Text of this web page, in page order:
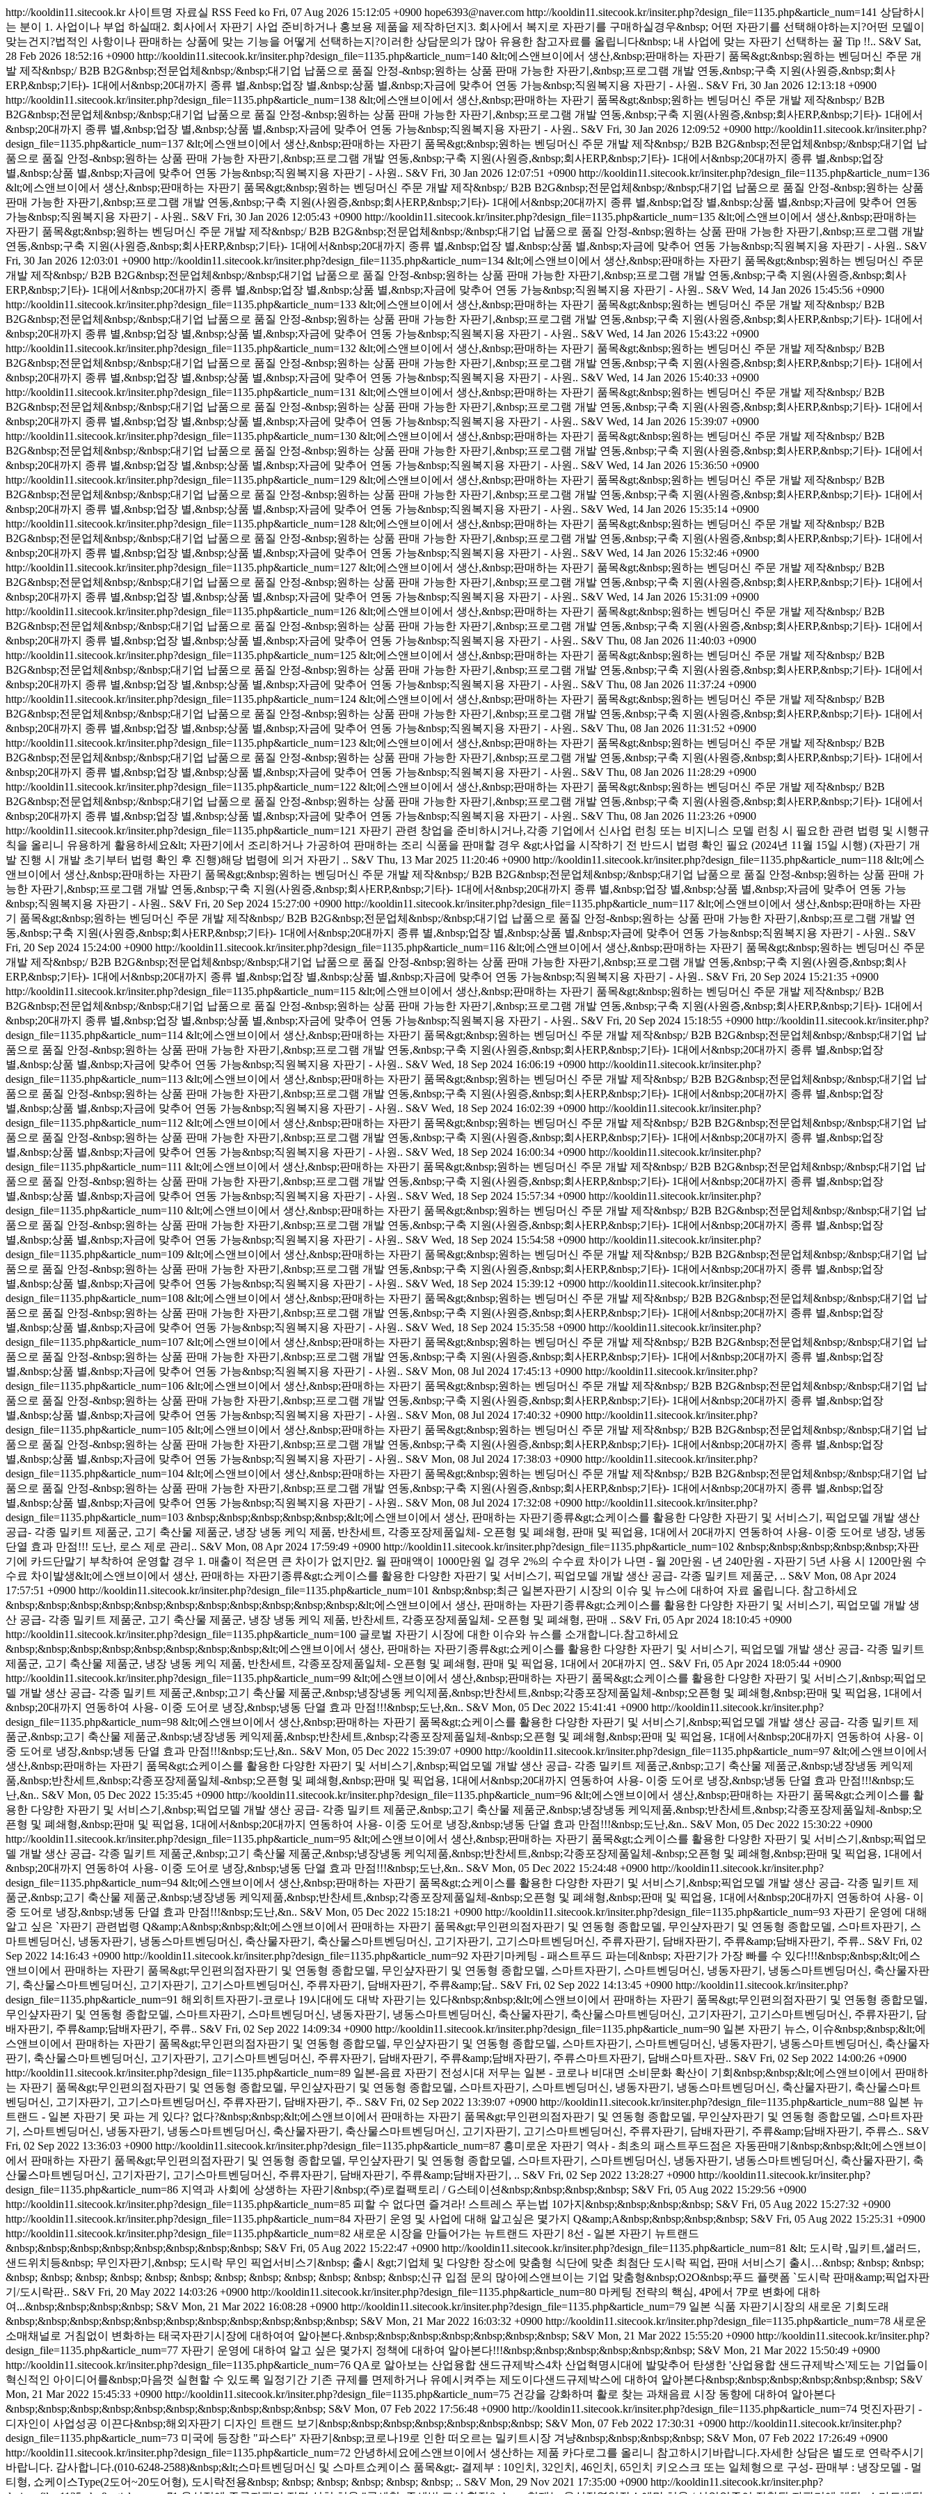
http://kooldin11.sitecook.kr사이트명 자료실 RSS Feed ko Fri, 07 Aug 2026 15:12:05 +0900 hope6393@naver.com http://kooldin11.sitecook.kr/insiter.php?design_file=1135.php&article_num=141 상담하시
는 분이 1. 사업이나 부업 하실때2. 회사에서 자판기 사업 준비하거나 홍보용 제품을 제작하던지3. 회사에서 복지로 자판기를 구매하실경우&nbsp; 어떤 자판기를 선택해야하는지?어떤 모델이
맞는건지?법적인 사항이나 판매하는 상품에 맞는 기능을 어떻게 선택하는지?이러한 상담문의가 많아 유용한 참고자료를 올립니다&nbsp; 내 사업에 맞는 자판기 선택하는 꿀 Tip !!.. S&V Sat,
28 Feb 2026 18:52:16 +0900 http://kooldin11.sitecook.kr/insiter.php?design_file=1135.php&article_num=140 &lt;에스앤브이에서 생산,&nbsp;판매하는 자판기 품목&gt;&nbsp;원하는 벤딩머신 주문 개
발 제작&nbsp;/ B2B B2G&nbsp;전문업체&nbsp;/&nbsp;대기업 납품으로 품질 안정-&nbsp;원하는 상품 판매 가능한 자판기,&nbsp;프로그램 개발 연동,&nbsp;구축 지원(사원증,&nbsp;회사
ERP,&nbsp;기타)- 1대에서&nbsp;20대까지 종류 별,&nbsp;업장 별,&nbsp;상품 별,&nbsp;자금에 맞추어 연동 가능&nbsp;직원복지용 자판기 - 사원.. S&V Fri, 30 Jan 2026 12:13:18 +0900
http://kooldin11.sitecook.kr/insiter.php?design_file=1135.php&article_num=138 &lt;에스앤브이에서 생산,&nbsp;판매하는 자판기 품목&gt;&nbsp;원하는 벤딩머신 주문 개발 제작&nbsp;/ B2B
B2G&nbsp;전문업체&nbsp;/&nbsp;대기업 납품으로 품질 안정-&nbsp;원하는 상품 판매 가능한 자판기,&nbsp;프로그램 개발 연동,&nbsp;구축 지원(사원증,&nbsp;회사ERP,&nbsp;기타)- 1대에서
&nbsp;20대까지 종류 별,&nbsp;업장 별,&nbsp;상품 별,&nbsp;자금에 맞추어 연동 가능&nbsp;직원복지용 자판기 - 사원.. S&V Fri, 30 Jan 2026 12:09:52 +0900 http://kooldin11.sitecook.kr/insiter.php?
design_file=1135.php&article_num=137 &lt;에스앤브이에서 생산,&nbsp;판매하는 자판기 품목&gt;&nbsp;원하는 벤딩머신 주문 개발 제작&nbsp;/ B2B B2G&nbsp;전문업체&nbsp;/&nbsp;대기업 납
품으로 품질 안정-&nbsp;원하는 상품 판매 가능한 자판기,&nbsp;프로그램 개발 연동,&nbsp;구축 지원(사원증,&nbsp;회사ERP,&nbsp;기타)- 1대에서&nbsp;20대까지 종류 별,&nbsp;업장
별,&nbsp;상품 별,&nbsp;자금에 맞추어 연동 가능&nbsp;직원복지용 자판기 - 사원.. S&V Fri, 30 Jan 2026 12:07:51 +0900 http://kooldin11.sitecook.kr/insiter.php?design_file=1135.php&article_num=136
&lt;에스앤브이에서 생산,&nbsp;판매하는 자판기 품목&gt;&nbsp;원하는 벤딩머신 주문 개발 제작&nbsp;/ B2B B2G&nbsp;전문업체&nbsp;/&nbsp;대기업 납품으로 품질 안정-&nbsp;원하는 상품
판매 가능한 자판기,&nbsp;프로그램 개발 연동,&nbsp;구축 지원(사원증,&nbsp;회사ERP,&nbsp;기타)- 1대에서&nbsp;20대까지 종류 별,&nbsp;업장 별,&nbsp;상품 별,&nbsp;자금에 맞추어 연동
가능&nbsp;직원복지용 자판기 - 사원.. S&V Fri, 30 Jan 2026 12:05:43 +0900 http://kooldin11.sitecook.kr/insiter.php?design_file=1135.php&article_num=135 &lt;에스앤브이에서 생산,&nbsp;판매하는
자판기 품목&gt;&nbsp;원하는 벤딩머신 주문 개발 제작&nbsp;/ B2B B2G&nbsp;전문업체&nbsp;/&nbsp;대기업 납품으로 품질 안정-&nbsp;원하는 상품 판매 가능한 자판기,&nbsp;프로그램 개발
연동,&nbsp;구축 지원(사원증,&nbsp;회사ERP,&nbsp;기타)- 1대에서&nbsp;20대까지 종류 별,&nbsp;업장 별,&nbsp;상품 별,&nbsp;자금에 맞추어 연동 가능&nbsp;직원복지용 자판기 - 사원.. S&V
Fri, 30 Jan 2026 12:03:01 +0900 http://kooldin11.sitecook.kr/insiter.php?design_file=1135.php&article_num=134 &lt;에스앤브이에서 생산,&nbsp;판매하는 자판기 품목&gt;&nbsp;원하는 벤딩머신 주문
개발 제작&nbsp;/ B2B B2G&nbsp;전문업체&nbsp;/&nbsp;대기업 납품으로 품질 안정-&nbsp;원하는 상품 판매 가능한 자판기,&nbsp;프로그램 개발 연동,&nbsp;구축 지원(사원증,&nbsp;회사
ERP,&nbsp;기타)- 1대에서&nbsp;20대까지 종류 별,&nbsp;업장 별,&nbsp;상품 별,&nbsp;자금에 맞추어 연동 가능&nbsp;직원복지용 자판기 - 사원.. S&V Wed, 14 Jan 2026 15:45:56 +0900
http://kooldin11.sitecook.kr/insiter.php?design_file=1135.php&article_num=133 &lt;에스앤브이에서 생산,&nbsp;판매하는 자판기 품목&gt;&nbsp;원하는 벤딩머신 주문 개발 제작&nbsp;/ B2B
B2G&nbsp;전문업체&nbsp;/&nbsp;대기업 납품으로 품질 안정-&nbsp;원하는 상품 판매 가능한 자판기,&nbsp;프로그램 개발 연동,&nbsp;구축 지원(사원증,&nbsp;회사ERP,&nbsp;기타)- 1대에서
&nbsp;20대까지 종류 별,&nbsp;업장 별,&nbsp;상품 별,&nbsp;자금에 맞추어 연동 가능&nbsp;직원복지용 자판기 - 사원.. S&V Wed, 14 Jan 2026 15:43:22 +0900
http://kooldin11.sitecook.kr/insiter.php?design_file=1135.php&article_num=132 &lt;에스앤브이에서 생산,&nbsp;판매하는 자판기 품목&gt;&nbsp;원하는 벤딩머신 주문 개발 제작&nbsp;/ B2B
B2G&nbsp;전문업체&nbsp;/&nbsp;대기업 납품으로 품질 안정-&nbsp;원하는 상품 판매 가능한 자판기,&nbsp;프로그램 개발 연동,&nbsp;구축 지원(사원증,&nbsp;회사ERP,&nbsp;기타)- 1대에서
&nbsp;20대까지 종류 별,&nbsp;업장 별,&nbsp;상품 별,&nbsp;자금에 맞추어 연동 가능&nbsp;직원복지용 자판기 - 사원.. S&V Wed, 14 Jan 2026 15:40:33 +0900
http://kooldin11.sitecook.kr/insiter.php?design_file=1135.php&article_num=131 &lt;에스앤브이에서 생산,&nbsp;판매하는 자판기 품목&gt;&nbsp;원하는 벤딩머신 주문 개발 제작&nbsp;/ B2B
B2G&nbsp;전문업체&nbsp;/&nbsp;대기업 납품으로 품질 안정-&nbsp;원하는 상품 판매 가능한 자판기,&nbsp;프로그램 개발 연동,&nbsp;구축 지원(사원증,&nbsp;회사ERP,&nbsp;기타)- 1대에서
&nbsp;20대까지 종류 별,&nbsp;업장 별,&nbsp;상품 별,&nbsp;자금에 맞추어 연동 가능&nbsp;직원복지용 자판기 - 사원.. S&V Wed, 14 Jan 2026 15:39:07 +0900
http://kooldin11.sitecook.kr/insiter.php?design_file=1135.php&article_num=130 &lt;에스앤브이에서 생산,&nbsp;판매하는 자판기 품목&gt;&nbsp;원하는 벤딩머신 주문 개발 제작&nbsp;/ B2B
B2G&nbsp;전문업체&nbsp;/&nbsp;대기업 납품으로 품질 안정-&nbsp;원하는 상품 판매 가능한 자판기,&nbsp;프로그램 개발 연동,&nbsp;구축 지원(사원증,&nbsp;회사ERP,&nbsp;기타)- 1대에서
&nbsp;20대까지 종류 별,&nbsp;업장 별,&nbsp;상품 별,&nbsp;자금에 맞추어 연동 가능&nbsp;직원복지용 자판기 - 사원.. S&V Wed, 14 Jan 2026 15:36:50 +0900
http://kooldin11.sitecook.kr/insiter.php?design_file=1135.php&article_num=129 &lt;에스앤브이에서 생산,&nbsp;판매하는 자판기 품목&gt;&nbsp;원하는 벤딩머신 주문 개발 제작&nbsp;/ B2B
B2G&nbsp;전문업체&nbsp;/&nbsp;대기업 납품으로 품질 안정-&nbsp;원하는 상품 판매 가능한 자판기,&nbsp;프로그램 개발 연동,&nbsp;구축 지원(사원증,&nbsp;회사ERP,&nbsp;기타)- 1대에서
&nbsp;20대까지 종류 별,&nbsp;업장 별,&nbsp;상품 별,&nbsp;자금에 맞추어 연동 가능&nbsp;직원복지용 자판기 - 사원.. S&V Wed, 14 Jan 2026 15:35:14 +0900
http://kooldin11.sitecook.kr/insiter.php?design_file=1135.php&article_num=128 &lt;에스앤브이에서 생산,&nbsp;판매하는 자판기 품목&gt;&nbsp;원하는 벤딩머신 주문 개발 제작&nbsp;/ B2B
B2G&nbsp;전문업체&nbsp;/&nbsp;대기업 납품으로 품질 안정-&nbsp;원하는 상품 판매 가능한 자판기,&nbsp;프로그램 개발 연동,&nbsp;구축 지원(사원증,&nbsp;회사ERP,&nbsp;기타)- 1대에서
&nbsp;20대까지 종류 별,&nbsp;업장 별,&nbsp;상품 별,&nbsp;자금에 맞추어 연동 가능&nbsp;직원복지용 자판기 - 사원.. S&V Wed, 14 Jan 2026 15:32:46 +0900
http://kooldin11.sitecook.kr/insiter.php?design_file=1135.php&article_num=127 &lt;에스앤브이에서 생산,&nbsp;판매하는 자판기 품목&gt;&nbsp;원하는 벤딩머신 주문 개발 제작&nbsp;/ B2B
B2G&nbsp;전문업체&nbsp;/&nbsp;대기업 납품으로 품질 안정-&nbsp;원하는 상품 판매 가능한 자판기,&nbsp;프로그램 개발 연동,&nbsp;구축 지원(사원증,&nbsp;회사ERP,&nbsp;기타)- 1대에서
&nbsp;20대까지 종류 별,&nbsp;업장 별,&nbsp;상품 별,&nbsp;자금에 맞추어 연동 가능&nbsp;직원복지용 자판기 - 사원.. S&V Wed, 14 Jan 2026 15:31:09 +0900
http://kooldin11.sitecook.kr/insiter.php?design_file=1135.php&article_num=126 &lt;에스앤브이에서 생산,&nbsp;판매하는 자판기 품목&gt;&nbsp;원하는 벤딩머신 주문 개발 제작&nbsp;/ B2B
B2G&nbsp;전문업체&nbsp;/&nbsp;대기업 납품으로 품질 안정-&nbsp;원하는 상품 판매 가능한 자판기,&nbsp;프로그램 개발 연동,&nbsp;구축 지원(사원증,&nbsp;회사ERP,&nbsp;기타)- 1대에서
&nbsp;20대까지 종류 별,&nbsp;업장 별,&nbsp;상품 별,&nbsp;자금에 맞추어 연동 가능&nbsp;직원복지용 자판기 - 사원.. S&V Thu, 08 Jan 2026 11:40:03 +0900
http://kooldin11.sitecook.kr/insiter.php?design_file=1135.php&article_num=125 &lt;에스앤브이에서 생산,&nbsp;판매하는 자판기 품목&gt;&nbsp;원하는 벤딩머신 주문 개발 제작&nbsp;/ B2B
B2G&nbsp;전문업체&nbsp;/&nbsp;대기업 납품으로 품질 안정-&nbsp;원하는 상품 판매 가능한 자판기,&nbsp;프로그램 개발 연동,&nbsp;구축 지원(사원증,&nbsp;회사ERP,&nbsp;기타)- 1대에서
&nbsp;20대까지 종류 별,&nbsp;업장 별,&nbsp;상품 별,&nbsp;자금에 맞추어 연동 가능&nbsp;직원복지용 자판기 - 사원.. S&V Thu, 08 Jan 2026 11:37:24 +0900
http://kooldin11.sitecook.kr/insiter.php?design_file=1135.php&article_num=124 &lt;에스앤브이에서 생산,&nbsp;판매하는 자판기 품목&gt;&nbsp;원하는 벤딩머신 주문 개발 제작&nbsp;/ B2B
B2G&nbsp;전문업체&nbsp;/&nbsp;대기업 납품으로 품질 안정-&nbsp;원하는 상품 판매 가능한 자판기,&nbsp;프로그램 개발 연동,&nbsp;구축 지원(사원증,&nbsp;회사ERP,&nbsp;기타)- 1대에서
&nbsp;20대까지 종류 별,&nbsp;업장 별,&nbsp;상품 별,&nbsp;자금에 맞추어 연동 가능&nbsp;직원복지용 자판기 - 사원.. S&V Thu, 08 Jan 2026 11:31:52 +0900
http://kooldin11.sitecook.kr/insiter.php?design_file=1135.php&article_num=123 &lt;에스앤브이에서 생산,&nbsp;판매하는 자판기 품목&gt;&nbsp;원하는 벤딩머신 주문 개발 제작&nbsp;/ B2B
B2G&nbsp;전문업체&nbsp;/&nbsp;대기업 납품으로 품질 안정-&nbsp;원하는 상품 판매 가능한 자판기,&nbsp;프로그램 개발 연동,&nbsp;구축 지원(사원증,&nbsp;회사ERP,&nbsp;기타)- 1대에서
&nbsp;20대까지 종류 별,&nbsp;업장 별,&nbsp;상품 별,&nbsp;자금에 맞추어 연동 가능&nbsp;직원복지용 자판기 - 사원.. S&V Thu, 08 Jan 2026 11:28:29 +0900
http://kooldin11.sitecook.kr/insiter.php?design_file=1135.php&article_num=122 &lt;에스앤브이에서 생산,&nbsp;판매하는 자판기 품목&gt;&nbsp;원하는 벤딩머신 주문 개발 제작&nbsp;/ B2B
B2G&nbsp;전문업체&nbsp;/&nbsp;대기업 납품으로 품질 안정-&nbsp;원하는 상품 판매 가능한 자판기,&nbsp;프로그램 개발 연동,&nbsp;구축 지원(사원증,&nbsp;회사ERP,&nbsp;기타)- 1대에서
&nbsp;20대까지 종류 별,&nbsp;업장 별,&nbsp;상품 별,&nbsp;자금에 맞추어 연동 가능&nbsp;직원복지용 자판기 - 사원.. S&V Thu, 08 Jan 2026 11:23:26 +0900
http://kooldin11.sitecook.kr/insiter.php?design_file=1135.php&article_num=121 자판기 관련 창업을 준비하시거나,각종 기업에서 신사업 런칭 또는 비지니스 모델 런칭 시 필요한 관련 법령 및 시행규
칙을 올리니 유용하게 활용하세요&lt; 자판기에서 조리하거나 가공하여 판매하는 조리 식품을 판매할 경우 &gt;사업을 시작하기 전 반드시 법령 확인 필요 (2024년 11월 15일 시행) (자판기 개
발 진행 시 개발 초기부터 법령 확인 후 진행)해당 법령에 의거 자판기 .. S&V Thu, 13 Mar 2025 11:20:46 +0900 http://kooldin11.sitecook.kr/insiter.php?design_file=1135.php&article_num=118 &lt;에스
앤브이에서 생산,&nbsp;판매하는 자판기 품목&gt;&nbsp;원하는 벤딩머신 주문 개발 제작&nbsp;/ B2B B2G&nbsp;전문업체&nbsp;/&nbsp;대기업 납품으로 품질 안정-&nbsp;원하는 상품 판매 가
능한 자판기,&nbsp;프로그램 개발 연동,&nbsp;구축 지원(사원증,&nbsp;회사ERP,&nbsp;기타)- 1대에서&nbsp;20대까지 종류 별,&nbsp;업장 별,&nbsp;상품 별,&nbsp;자금에 맞추어 연동 가능
&nbsp;직원복지용 자판기 - 사원.. S&V Fri, 20 Sep 2024 15:27:00 +0900 http://kooldin11.sitecook.kr/insiter.php?design_file=1135.php&article_num=117 &lt;에스앤브이에서 생산,&nbsp;판매하는 자판
기 품목&gt;&nbsp;원하는 벤딩머신 주문 개발 제작&nbsp;/ B2B B2G&nbsp;전문업체&nbsp;/&nbsp;대기업 납품으로 품질 안정-&nbsp;원하는 상품 판매 가능한 자판기,&nbsp;프로그램 개발 연
동,&nbsp;구축 지원(사원증,&nbsp;회사ERP,&nbsp;기타)- 1대에서&nbsp;20대까지 종류 별,&nbsp;업장 별,&nbsp;상품 별,&nbsp;자금에 맞추어 연동 가능&nbsp;직원복지용 자판기 - 사원.. S&V
Fri, 20 Sep 2024 15:24:00 +0900 http://kooldin11.sitecook.kr/insiter.php?design_file=1135.php&article_num=116 &lt;에스앤브이에서 생산,&nbsp;판매하는 자판기 품목&gt;&nbsp;원하는 벤딩머신 주문
개발 제작&nbsp;/ B2B B2G&nbsp;전문업체&nbsp;/&nbsp;대기업 납품으로 품질 안정-&nbsp;원하는 상품 판매 가능한 자판기,&nbsp;프로그램 개발 연동,&nbsp;구축 지원(사원증,&nbsp;회사
ERP,&nbsp;기타)- 1대에서&nbsp;20대까지 종류 별,&nbsp;업장 별,&nbsp;상품 별,&nbsp;자금에 맞추어 연동 가능&nbsp;직원복지용 자판기 - 사원.. S&V Fri, 20 Sep 2024 15:21:35 +0900
http://kooldin11.sitecook.kr/insiter.php?design_file=1135.php&article_num=115 &lt;에스앤브이에서 생산,&nbsp;판매하는 자판기 품목&gt;&nbsp;원하는 벤딩머신 주문 개발 제작&nbsp;/ B2B
B2G&nbsp;전문업체&nbsp;/&nbsp;대기업 납품으로 품질 안정-&nbsp;원하는 상품 판매 가능한 자판기,&nbsp;프로그램 개발 연동,&nbsp;구축 지원(사원증,&nbsp;회사ERP,&nbsp;기타)- 1대에서
&nbsp;20대까지 종류 별,&nbsp;업장 별,&nbsp;상품 별,&nbsp;자금에 맞추어 연동 가능&nbsp;직원복지용 자판기 - 사원.. S&V Fri, 20 Sep 2024 15:18:55 +0900 http://kooldin11.sitecook.kr/insiter.php?
design_file=1135.php&article_num=114 &lt;에스앤브이에서 생산,&nbsp;판매하는 자판기 품목&gt;&nbsp;원하는 벤딩머신 주문 개발 제작&nbsp;/ B2B B2G&nbsp;전문업체&nbsp;/&nbsp;대기업 납
품으로 품질 안정-&nbsp;원하는 상품 판매 가능한 자판기,&nbsp;프로그램 개발 연동,&nbsp;구축 지원(사원증,&nbsp;회사ERP,&nbsp;기타)- 1대에서&nbsp;20대까지 종류 별,&nbsp;업장
별,&nbsp;상품 별,&nbsp;자금에 맞추어 연동 가능&nbsp;직원복지용 자판기 - 사원.. S&V Wed, 18 Sep 2024 16:06:19 +0900 http://kooldin11.sitecook.kr/insiter.php?
design_file=1135.php&article_num=113 &lt;에스앤브이에서 생산,&nbsp;판매하는 자판기 품목&gt;&nbsp;원하는 벤딩머신 주문 개발 제작&nbsp;/ B2B B2G&nbsp;전문업체&nbsp;/&nbsp;대기업 납
품으로 품질 안정-&nbsp;원하는 상품 판매 가능한 자판기,&nbsp;프로그램 개발 연동,&nbsp;구축 지원(사원증,&nbsp;회사ERP,&nbsp;기타)- 1대에서&nbsp;20대까지 종류 별,&nbsp;업장
별,&nbsp;상품 별,&nbsp;자금에 맞추어 연동 가능&nbsp;직원복지용 자판기 - 사원.. S&V Wed, 18 Sep 2024 16:02:39 +0900 http://kooldin11.sitecook.kr/insiter.php?
design_file=1135.php&article_num=112 &lt;에스앤브이에서 생산,&nbsp;판매하는 자판기 품목&gt;&nbsp;원하는 벤딩머신 주문 개발 제작&nbsp;/ B2B B2G&nbsp;전문업체&nbsp;/&nbsp;대기업 납
품으로 품질 안정-&nbsp;원하는 상품 판매 가능한 자판기,&nbsp;프로그램 개발 연동,&nbsp;구축 지원(사원증,&nbsp;회사ERP,&nbsp;기타)- 1대에서&nbsp;20대까지 종류 별,&nbsp;업장
별,&nbsp;상품 별,&nbsp;자금에 맞추어 연동 가능&nbsp;직원복지용 자판기 - 사원.. S&V Wed, 18 Sep 2024 16:00:34 +0900 http://kooldin11.sitecook.kr/insiter.php?
design_file=1135.php&article_num=111 &lt;에스앤브이에서 생산,&nbsp;판매하는 자판기 품목&gt;&nbsp;원하는 벤딩머신 주문 개발 제작&nbsp;/ B2B B2G&nbsp;전문업체&nbsp;/&nbsp;대기업 납
품으로 품질 안정-&nbsp;원하는 상품 판매 가능한 자판기,&nbsp;프로그램 개발 연동,&nbsp;구축 지원(사원증,&nbsp;회사ERP,&nbsp;기타)- 1대에서&nbsp;20대까지 종류 별,&nbsp;업장
별,&nbsp;상품 별,&nbsp;자금에 맞추어 연동 가능&nbsp;직원복지용 자판기 - 사원.. S&V Wed, 18 Sep 2024 15:57:34 +0900 http://kooldin11.sitecook.kr/insiter.php?
design_file=1135.php&article_num=110 &lt;에스앤브이에서 생산,&nbsp;판매하는 자판기 품목&gt;&nbsp;원하는 벤딩머신 주문 개발 제작&nbsp;/ B2B B2G&nbsp;전문업체&nbsp;/&nbsp;대기업 납
품으로 품질 안정-&nbsp;원하는 상품 판매 가능한 자판기,&nbsp;프로그램 개발 연동,&nbsp;구축 지원(사원증,&nbsp;회사ERP,&nbsp;기타)- 1대에서&nbsp;20대까지 종류 별,&nbsp;업장
별,&nbsp;상품 별,&nbsp;자금에 맞추어 연동 가능&nbsp;직원복지용 자판기 - 사원.. S&V Wed, 18 Sep 2024 15:54:58 +0900 http://kooldin11.sitecook.kr/insiter.php?
design_file=1135.php&article_num=109 &lt;에스앤브이에서 생산,&nbsp;판매하는 자판기 품목&gt;&nbsp;원하는 벤딩머신 주문 개발 제작&nbsp;/ B2B B2G&nbsp;전문업체&nbsp;/&nbsp;대기업 납
품으로 품질 안정-&nbsp;원하는 상품 판매 가능한 자판기,&nbsp;프로그램 개발 연동,&nbsp;구축 지원(사원증,&nbsp;회사ERP,&nbsp;기타)- 1대에서&nbsp;20대까지 종류 별,&nbsp;업장
별,&nbsp;상품 별,&nbsp;자금에 맞추어 연동 가능&nbsp;직원복지용 자판기 - 사원.. S&V Wed, 18 Sep 2024 15:39:12 +0900 http://kooldin11.sitecook.kr/insiter.php?
design_file=1135.php&article_num=108 &lt;에스앤브이에서 생산,&nbsp;판매하는 자판기 품목&gt;&nbsp;원하는 벤딩머신 주문 개발 제작&nbsp;/ B2B B2G&nbsp;전문업체&nbsp;/&nbsp;대기업 납
품으로 품질 안정-&nbsp;원하는 상품 판매 가능한 자판기,&nbsp;프로그램 개발 연동,&nbsp;구축 지원(사원증,&nbsp;회사ERP,&nbsp;기타)- 1대에서&nbsp;20대까지 종류 별,&nbsp;업장
별,&nbsp;상품 별,&nbsp;자금에 맞추어 연동 가능&nbsp;직원복지용 자판기 - 사원.. S&V Wed, 18 Sep 2024 15:35:58 +0900 http://kooldin11.sitecook.kr/insiter.php?
design_file=1135.php&article_num=107 &lt;에스앤브이에서 생산,&nbsp;판매하는 자판기 품목&gt;&nbsp;원하는 벤딩머신 주문 개발 제작&nbsp;/ B2B B2G&nbsp;전문업체&nbsp;/&nbsp;대기업 납
품으로 품질 안정-&nbsp;원하는 상품 판매 가능한 자판기,&nbsp;프로그램 개발 연동,&nbsp;구축 지원(사원증,&nbsp;회사ERP,&nbsp;기타)- 1대에서&nbsp;20대까지 종류 별,&nbsp;업장
별,&nbsp;상품 별,&nbsp;자금에 맞추어 연동 가능&nbsp;직원복지용 자판기 - 사원.. S&V Mon, 08 Jul 2024 17:45:13 +0900 http://kooldin11.sitecook.kr/insiter.php?
design_file=1135.php&article_num=106 &lt;에스앤브이에서 생산,&nbsp;판매하는 자판기 품목&gt;&nbsp;원하는 벤딩머신 주문 개발 제작&nbsp;/ B2B B2G&nbsp;전문업체&nbsp;/&nbsp;대기업 납
품으로 품질 안정-&nbsp;원하는 상품 판매 가능한 자판기,&nbsp;프로그램 개발 연동,&nbsp;구축 지원(사원증,&nbsp;회사ERP,&nbsp;기타)- 1대에서&nbsp;20대까지 종류 별,&nbsp;업장
별,&nbsp;상품 별,&nbsp;자금에 맞추어 연동 가능&nbsp;직원복지용 자판기 - 사원.. S&V Mon, 08 Jul 2024 17:40:32 +0900 http://kooldin11.sitecook.kr/insiter.php?
design_file=1135.php&article_num=105 &lt;에스앤브이에서 생산,&nbsp;판매하는 자판기 품목&gt;&nbsp;원하는 벤딩머신 주문 개발 제작&nbsp;/ B2B B2G&nbsp;전문업체&nbsp;/&nbsp;대기업 납
품으로 품질 안정-&nbsp;원하는 상품 판매 가능한 자판기,&nbsp;프로그램 개발 연동,&nbsp;구축 지원(사원증,&nbsp;회사ERP,&nbsp;기타)- 1대에서&nbsp;20대까지 종류 별,&nbsp;업장
별,&nbsp;상품 별,&nbsp;자금에 맞추어 연동 가능&nbsp;직원복지용 자판기 - 사원.. S&V Mon, 08 Jul 2024 17:38:03 +0900 http://kooldin11.sitecook.kr/insiter.php?
design_file=1135.php&article_num=104 &lt;에스앤브이에서 생산,&nbsp;판매하는 자판기 품목&gt;&nbsp;원하는 벤딩머신 주문 개발 제작&nbsp;/ B2B B2G&nbsp;전문업체&nbsp;/&nbsp;대기업 납
품으로 품질 안정-&nbsp;원하는 상품 판매 가능한 자판기,&nbsp;프로그램 개발 연동,&nbsp;구축 지원(사원증,&nbsp;회사ERP,&nbsp;기타)- 1대에서&nbsp;20대까지 종류 별,&nbsp;업장
별,&nbsp;상품 별,&nbsp;자금에 맞추어 연동 가능&nbsp;직원복지용 자판기 - 사원.. S&V Mon, 08 Jul 2024 17:32:08 +0900 http://kooldin11.sitecook.kr/insiter.php?
design_file=1135.php&article_num=103 &nbsp;&nbsp;&nbsp;&nbsp;&nbsp; &lt;에스앤브이에서 생산, 판매하는 자판기종류&gt;쇼케이스를 활용한 다양한 자판기 및 서비스기, 픽업모델 개발 생산
공급- 각종 밀키트 제품군, 고기 축산물 제품군, 냉장 냉동 케익 제품, 반찬세트, 각종포장제품일체- 오픈형 및 폐쇄형, 판매 및 픽업용, 1대에서 20대까지 연동하여 사용- 이중 도어로 냉장, 냉동
단열 효과 만점!!! 도난, 로스 제로 관리.. S&V Mon, 08 Apr 2024 17:59:49 +0900 http://kooldin11.sitecook.kr/insiter.php?design_file=1135.php&article_num=102 &nbsp;&nbsp;&nbsp;&nbsp;&nbsp;자판
기에 카드단말기 부착하여 운영할 경우 1. 매출이 적은면 큰 차이가 없지만2. 월 판매액이 1000만원 일 경우 2%의 수수료 차이가 나면 - 월 20만원 - 년 240만원 - 자판기 5년 사용 시 1200만원 수
수료 차이발생​&lt;에스앤브이에서 생산, 판매하는 자판기종류&gt;쇼케이스를 활용한 다양한 자판기 및 서비스기, 픽업모델 개발 생산 공급- 각종 밀키트 제품군, .. S&V Mon, 08 Apr 2024
17:57:51 +0900 http://kooldin11.sitecook.kr/insiter.php?design_file=1135.php&article_num=101 &nbsp;&nbsp;최근 일본자판기 시장의 이슈 및 뉴스에 대하여 자료 올립니다. 참고하세요
&nbsp;&nbsp;&nbsp;&nbsp;&nbsp;&nbsp;&nbsp;&nbsp;&nbsp;&nbsp;&nbsp;&lt;에스앤브이에서 생산, 판매하는 자판기종류&gt;쇼케이스를 활용한 다양한 자판기 및 서비스기, 픽업모델 개발 생
산 공급- 각종 밀키트 제품군, 고기 축산물 제품군, 냉장 냉동 케익 제품, 반찬세트, 각종포장제품일체- 오픈형 및 폐쇄형, 판매 .. S&V Fri, 05 Apr 2024 18:10:45 +0900
http://kooldin11.sitecook.kr/insiter.php?design_file=1135.php&article_num=100 글로벌 자판기 시장에 대한 이슈와 뉴스를 소개합니다.참고하세요
&nbsp;&nbsp;&nbsp;&nbsp;&nbsp;&nbsp;&nbsp;&nbsp;&lt;에스앤브이에서 생산, 판매하는 자판기종류&gt;쇼케이스를 활용한 다양한 자판기 및 서비스기, 픽업모델 개발 생산 공급- 각종 밀키트
제품군, 고기 축산물 제품군, 냉장 냉동 케익 제품, 반찬세트, 각종포장제품일체- 오픈형 및 폐쇄형, 판매 및 픽업용, 1대에서 20대까지 연.. S&V Fri, 05 Apr 2024 18:05:44 +0900
http://kooldin11.sitecook.kr/insiter.php?design_file=1135.php&article_num=99 &lt;에스앤브이에서 생산,&nbsp;판매하는 자판기 품목&gt;쇼케이스를 활용한 다양한 자판기 및 서비스기,&nbsp;픽업모
델 개발 생산 공급- 각종 밀키트 제품군,&nbsp;고기 축산물 제품군,&nbsp;냉장냉동 케익제품,&nbsp;반찬세트,&nbsp;각종포장제품일체-&nbsp;오픈형 및 폐쇄형,&nbsp;판매 및 픽업용, 1대에서
&nbsp;20대까지 연동하여 사용- 이중 도어로 냉장,&nbsp;냉동 단열 효과 만점!!!&nbsp;도난,&n.. S&V Mon, 05 Dec 2022 15:41:41 +0900 http://kooldin11.sitecook.kr/insiter.php?
design_file=1135.php&article_num=98 &lt;에스앤브이에서 생산,&nbsp;판매하는 자판기 품목&gt;쇼케이스를 활용한 다양한 자판기 및 서비스기,&nbsp;픽업모델 개발 생산 공급- 각종 밀키트 제
품군,&nbsp;고기 축산물 제품군,&nbsp;냉장냉동 케익제품,&nbsp;반찬세트,&nbsp;각종포장제품일체-&nbsp;오픈형 및 폐쇄형,&nbsp;판매 및 픽업용, 1대에서&nbsp;20대까지 연동하여 사용- 이
중 도어로 냉장,&nbsp;냉동 단열 효과 만점!!!&nbsp;도난,&n.. S&V Mon, 05 Dec 2022 15:39:07 +0900 http://kooldin11.sitecook.kr/insiter.php?design_file=1135.php&article_num=97 &lt;에스앤브이에서
생산,&nbsp;판매하는 자판기 품목&gt;쇼케이스를 활용한 다양한 자판기 및 서비스기,&nbsp;픽업모델 개발 생산 공급- 각종 밀키트 제품군,&nbsp;고기 축산물 제품군,&nbsp;냉장냉동 케익제
품,&nbsp;반찬세트,&nbsp;각종포장제품일체-&nbsp;오픈형 및 폐쇄형,&nbsp;판매 및 픽업용, 1대에서&nbsp;20대까지 연동하여 사용- 이중 도어로 냉장,&nbsp;냉동 단열 효과 만점!!!&nbsp;도
난,&n.. S&V Mon, 05 Dec 2022 15:35:45 +0900 http://kooldin11.sitecook.kr/insiter.php?design_file=1135.php&article_num=96 &lt;에스앤브이에서 생산,&nbsp;판매하는 자판기 품목&gt;쇼케이스를 활
용한 다양한 자판기 및 서비스기,&nbsp;픽업모델 개발 생산 공급- 각종 밀키트 제품군,&nbsp;고기 축산물 제품군,&nbsp;냉장냉동 케익제품,&nbsp;반찬세트,&nbsp;각종포장제품일체-&nbsp;오
픈형 및 폐쇄형,&nbsp;판매 및 픽업용, 1대에서&nbsp;20대까지 연동하여 사용- 이중 도어로 냉장,&nbsp;냉동 단열 효과 만점!!!&nbsp;도난,&n.. S&V Mon, 05 Dec 2022 15:30:22 +0900
http://kooldin11.sitecook.kr/insiter.php?design_file=1135.php&article_num=95 &lt;에스앤브이에서 생산,&nbsp;판매하는 자판기 품목&gt;쇼케이스를 활용한 다양한 자판기 및 서비스기,&nbsp;픽업모
델 개발 생산 공급- 각종 밀키트 제품군,&nbsp;고기 축산물 제품군,&nbsp;냉장냉동 케익제품,&nbsp;반찬세트,&nbsp;각종포장제품일체-&nbsp;오픈형 및 폐쇄형,&nbsp;판매 및 픽업용, 1대에서
&nbsp;20대까지 연동하여 사용- 이중 도어로 냉장,&nbsp;냉동 단열 효과 만점!!!&nbsp;도난,&n.. S&V Mon, 05 Dec 2022 15:24:48 +0900 http://kooldin11.sitecook.kr/insiter.php?
design_file=1135.php&article_num=94 &lt;에스앤브이에서 생산,&nbsp;판매하는 자판기 품목&gt;쇼케이스를 활용한 다양한 자판기 및 서비스기,&nbsp;픽업모델 개발 생산 공급- 각종 밀키트 제
품군,&nbsp;고기 축산물 제품군,&nbsp;냉장냉동 케익제품,&nbsp;반찬세트,&nbsp;각종포장제품일체-&nbsp;오픈형 및 폐쇄형,&nbsp;판매 및 픽업용, 1대에서&nbsp;20대까지 연동하여 사용- 이
중 도어로 냉장,&nbsp;냉동 단열 효과 만점!!!&nbsp;도난,&n.. S&V Mon, 05 Dec 2022 15:18:21 +0900 http://kooldin11.sitecook.kr/insiter.php?design_file=1135.php&article_num=93 자판기 운영에 대해
알고 싶은 `자판기 관련법령 Q&amp;A&nbsp;&nbsp;&lt;에스앤브이에서 판매하는 자판기 품목&gt;무인편의점자판기 및 연동형 종합모델, 무인샾자판기 및 연동형 종합모델, 스마트자판기, 스
마트벤딩머신, 냉동자판기, 냉동스마트벤딩머신, 축산물자판기, 축산물스마트벤딩머신, 고기자판기, 고기스마트벤딩머신, 주류자판기, 담배자판기, 주류&amp;담배자판기, 주류.. S&V Fri, 02
Sep 2022 14:16:43 +0900 http://kooldin11.sitecook.kr/insiter.php?design_file=1135.php&article_num=92 자판기마케팅 - 패스트푸드 파는데&nbsp; 자판기가 가장 빠를 수 있다!!!&nbsp;&nbsp;&lt;에스
앤브이에서 판매하는 자판기 품목&gt;무인편의점자판기 및 연동형 종합모델, 무인샾자판기 및 연동형 종합모델, 스마트자판기, 스마트벤딩머신, 냉동자판기, 냉동스마트벤딩머신, 축산물자판
기, 축산물스마트벤딩머신, 고기자판기, 고기스마트벤딩머신, 주류자판기, 담배자판기, 주류&amp;담.. S&V Fri, 02 Sep 2022 14:13:45 +0900 http://kooldin11.sitecook.kr/insiter.php?
design_file=1135.php&article_num=91 해외히트자판기-코로나 19시대에도 대박 자판기는 있다&nbsp;&nbsp;&lt;에스앤브이에서 판매하는 자판기 품목&gt;무인편의점자판기 및 연동형 종합모델,
무인샾자판기 및 연동형 종합모델, 스마트자판기, 스마트벤딩머신, 냉동자판기, 냉동스마트벤딩머신, 축산물자판기, 축산물스마트벤딩머신, 고기자판기, 고기스마트벤딩머신, 주류자판기, 담
배자판기, 주류&amp;담배자판기, 주류.. S&V Fri, 02 Sep 2022 14:09:34 +0900 http://kooldin11.sitecook.kr/insiter.php?design_file=1135.php&article_num=90 일본 자판기 뉴스, 이슈&nbsp;&nbsp;&lt;에
스앤브이에서 판매하는 자판기 품목&gt;무인편의점자판기 및 연동형 종합모델, 무인샾자판기 및 연동형 종합모델, 스마트자판기, 스마트벤딩머신, 냉동자판기, 냉동스마트벤딩머신, 축산물자
판기, 축산물스마트벤딩머신, 고기자판기, 고기스마트벤딩머신, 주류자판기, 담배자판기, 주류&amp;담배자판기, 주류스마트자판기, 담배스마트자판.. S&V Fri, 02 Sep 2022 14:00:26 +0900
http://kooldin11.sitecook.kr/insiter.php?design_file=1135.php&article_num=89 일본-음료 자판기 전성시대 저무는 일본 - 코로나 비대면 소비문화 확산이 기회&nbsp;&nbsp;&lt;에스앤브이에서 판매하
는 자판기 품목&gt;무인편의점자판기 및 연동형 종합모델, 무인샾자판기 및 연동형 종합모델, 스마트자판기, 스마트벤딩머신, 냉동자판기, 냉동스마트벤딩머신, 축산물자판기, 축산물스마트
벤딩머신, 고기자판기, 고기스마트벤딩머신, 주류자판기, 담배자판기, 주.. S&V Fri, 02 Sep 2022 13:39:07 +0900 http://kooldin11.sitecook.kr/insiter.php?design_file=1135.php&article_num=88 일본 뉴
트랜드 - 일본 자판기 못 파는 게 있다? 없다?&nbsp;&nbsp;&lt;에스앤브이에서 판매하는 자판기 품목&gt;무인편의점자판기 및 연동형 종합모델, 무인샾자판기 및 연동형 종합모델, 스마트자판
기, 스마트벤딩머신, 냉동자판기, 냉동스마트벤딩머신, 축산물자판기, 축산물스마트벤딩머신, 고기자판기, 고기스마트벤딩머신, 주류자판기, 담배자판기, 주류&amp;담배자판기, 주류스.. S&V
Fri, 02 Sep 2022 13:36:03 +0900 http://kooldin11.sitecook.kr/insiter.php?design_file=1135.php&article_num=87 흥미로운 자판기 역사 - 최초의 패스트푸드점은 자동판매기&nbsp;&nbsp;&lt;에스앤브이
에서 판매하는 자판기 품목&gt;무인편의점자판기 및 연동형 종합모델, 무인샾자판기 및 연동형 종합모델, 스마트자판기, 스마트벤딩머신, 냉동자판기, 냉동스마트벤딩머신, 축산물자판기, 축
산물스마트벤딩머신, 고기자판기, 고기스마트벤딩머신, 주류자판기, 담배자판기, 주류&amp;담배자판기, .. S&V Fri, 02 Sep 2022 13:28:27 +0900 http://kooldin11.sitecook.kr/insiter.php?
design_file=1135.php&article_num=86 지역과 사회에 상생하는 자판기&nbsp;(주)로컬팩토리 / G스테이션&nbsp;&nbsp;&nbsp;&nbsp; S&V Fri, 05 Aug 2022 15:29:56 +0900
http://kooldin11.sitecook.kr/insiter.php?design_file=1135.php&article_num=85 피할 수 없다면 즐겨라! 스트레스 푸는법 10가지&nbsp;&nbsp;&nbsp;&nbsp; S&V Fri, 05 Aug 2022 15:27:32 +0900
http://kooldin11.sitecook.kr/insiter.php?design_file=1135.php&article_num=84 자판기 운영 및 사업에 대해 알고싶은 몇가지 Q&amp;A&nbsp;&nbsp;&nbsp;&nbsp; S&V Fri, 05 Aug 2022 15:25:31 +0900
http://kooldin11.sitecook.kr/insiter.php?design_file=1135.php&article_num=82 새로운 시장을 만들어가는 뉴트랜드 자판기 8선 - 일본 자판기 뉴트랜드
&nbsp;&nbsp;&nbsp;&nbsp;&nbsp;&nbsp;&nbsp;&nbsp; S&V Fri, 05 Aug 2022 15:22:47 +0900 http://kooldin11.sitecook.kr/insiter.php?design_file=1135.php&article_num=81 &lt; 도시락 ,밀키트,샐러드,
샌드위치등&nbsp; 무인자판기,&nbsp; 도시락 무인 픽업서비스기&nbsp; 출시 &gt;기업체 및 다양한 장소에 맞춤형 식단에 맞춘 최첨단 도시락 픽업, 판매 서비스기 출시…&nbsp; &nbsp; &nbsp;
&nbsp; &nbsp; &nbsp; &nbsp; &nbsp; &nbsp; &nbsp; &nbsp; &nbsp; &nbsp; &nbsp; &nbsp;신규 입점 문의 많아에스앤브이는 기업 맞춤형&nbsp;O2O&nbsp;푸드 플랫폼 `도시락 판매&amp;픽업자판
기/도시락판.. S&V Fri, 20 May 2022 14:03:26 +0900 http://kooldin11.sitecook.kr/insiter.php?design_file=1135.php&article_num=80 마케팅 전략의 핵심, 4P에서 7P로 변화에 대하
여...&nbsp;&nbsp;&nbsp;&nbsp; S&V Mon, 21 Mar 2022 16:08:28 +0900 http://kooldin11.sitecook.kr/insiter.php?design_file=1135.php&article_num=79 일본 식품 자판기시장의 새로운 기회도래
&nbsp;&nbsp;&nbsp;&nbsp;&nbsp;&nbsp;&nbsp;&nbsp;&nbsp;&nbsp;&nbsp; S&V Mon, 21 Mar 2022 16:03:32 +0900 http://kooldin11.sitecook.kr/insiter.php?design_file=1135.php&article_num=78 새로운
소매채널로 거침없이 변화하는 태국자판기시장에 대하여여 알아본다.&nbsp;&nbsp;&nbsp;&nbsp;&nbsp;&nbsp;&nbsp; S&V Mon, 21 Mar 2022 15:55:20 +0900 http://kooldin11.sitecook.kr/insiter.php?
design_file=1135.php&article_num=77 자판기 운영에 대하여 알고 싶은 몇가지 정책에 대하여 알아본다!!!&nbsp;&nbsp;&nbsp;&nbsp;&nbsp;&nbsp; S&V Mon, 21 Mar 2022 15:50:49 +0900
http://kooldin11.sitecook.kr/insiter.php?design_file=1135.php&article_num=76 QA로 알아보는 산업융합 샌드규제박스4차 산업혁명시대에 발맞추어 탄생한 '산업융합 샌드규제박스'제도는 기업들이
혁신적인 아이디어를&nbsp;마음껏 실현할 수 있도록 일정기간 기존 규제를 면제하거나 유예시켜주는 제도이다샌드규제박스에 대하여 알아본다&nbsp;&nbsp;&nbsp;&nbsp;&nbsp;&nbsp; S&V
Mon, 21 Mar 2022 15:45:33 +0900 http://kooldin11.sitecook.kr/insiter.php?design_file=1135.php&article_num=75 건강을 강화하며 활로 찾는 과채음료 시장 동향에 대하여 알아본다
&nbsp;&nbsp;&nbsp;&nbsp;&nbsp;&nbsp;&nbsp;&nbsp;&nbsp;&nbsp; S&V Mon, 07 Feb 2022 17:56:48 +0900 http://kooldin11.sitecook.kr/insiter.php?design_file=1135.php&article_num=74 멋진자판기 -
디자인이 사업성공 이끈다&nbsp;해외자판기 디자인 트랜드 보기&nbsp;&nbsp;&nbsp;&nbsp;&nbsp;&nbsp;&nbsp; S&V Mon, 07 Feb 2022 17:30:31 +0900 http://kooldin11.sitecook.kr/insiter.php?
design_file=1135.php&article_num=73 미국에 등장한 "파스타" 자판기&nbsp;코로나19로 인한 떠오르는 밀키트시장 겨냥&nbsp;&nbsp;&nbsp;&nbsp; S&V Mon, 07 Feb 2022 17:26:49 +0900
http://kooldin11.sitecook.kr/insiter.php?design_file=1135.php&article_num=72 안녕하세요에스앤브이에서 생산하는 제품 카다로그를 올리니 참고하시기바랍니다.자세한 상담은 별도로 연락주시기
바랍니다. 감사합니다.(010-6248-2588)&nbsp;&lt;스마트벤딩머신 및 스마트쇼케이스 품목&gt;- 결제부 : 10인치, 32인치, 46인치, 65인치 키오스크 또는 일체형으로 구성- 판매부 : 냉장모델 - 멀
티형, 쇼케이스Type(2도어~20도어형), 도시락전용&nbsp; &nbsp; &nbsp; &nbsp; &nbsp; &nbsp; .. S&V Mon, 29 Nov 2021 17:35:00 +0900 http://kooldin11.sitecook.kr/insiter.php?